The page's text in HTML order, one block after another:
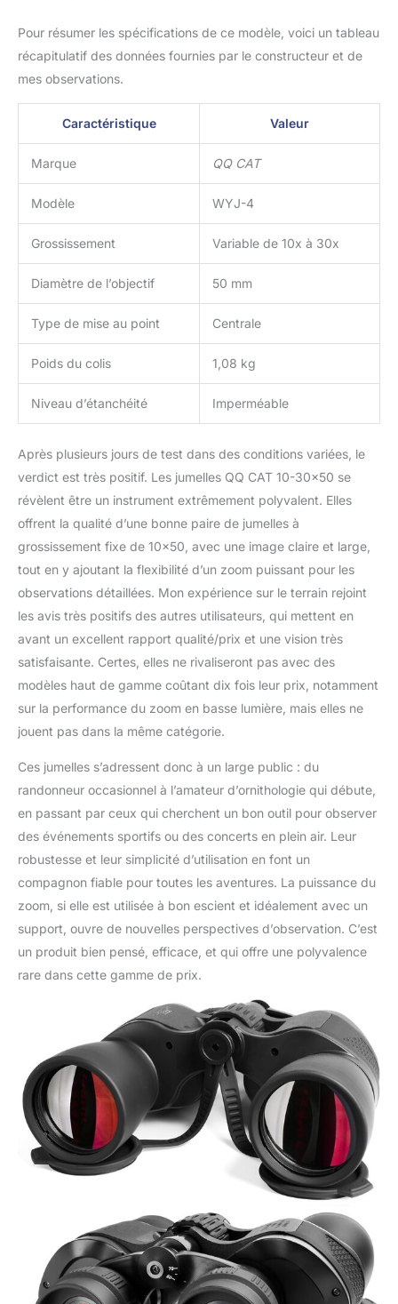
Pour résumer les spécifications de ce modèle, voici un tableau
récapitulatif des données fournies par le constructeur et de
mes observations.
Caractéristique Valeur
Marque QQ CAT
Modèle WYJ-4
Grossissement Variable de 10x à 30x
Diamètre de l’objectif 50 mm
Type de mise au point Centrale
Poids du colis 1,08 kg
Niveau d’étanchéité Imperméable
Après plusieurs jours de test dans des conditions variées, le
verdict est très positif. Les jumelles QQ CAT 10-30×50 se
révèlent être un instrument extrêmement polyvalent. Elles
offrent la qualité d’une bonne paire de jumelles à
grossissement fixe de 10×50, avec une image claire et large,
tout en y ajoutant la flexibilité d’un zoom puissant pour les
observations détaillées. Mon expérience sur le terrain rejoint
les avis très positifs des autres utilisateurs, qui mettent en
avant un excellent rapport qualité/prix et une vision très
satisfaisante. Certes, elles ne rivaliseront pas avec des
modèles haut de gamme coûtant dix fois leur prix, notamment
sur la performance du zoom en basse lumière, mais elles ne
jouent pas dans la même catégorie.
Ces jumelles s’adressent donc à un large public : du
randonneur occasionnel à l’amateur d’ornithologie qui débute,
en passant par ceux qui cherchent un bon outil pour observer
des événements sportifs ou des concerts en plein air. Leur
robustesse et leur simplicité d’utilisation en font un
compagnon fiable pour toutes les aventures. La puissance du
zoom, si elle est utilisée à bon escient et idéalement avec un
support, ouvre de nouvelles perspectives d’observation. C’est
un produit bien pensé, efficace, et qui offre une polyvalence
rare dans cette gamme de prix.